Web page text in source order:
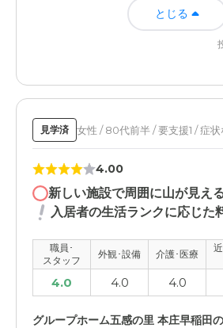
とじる
見学済 女性 / 80代前半 / 要支援1 / 症状
4.00
新しい施設で周囲に山が見え
入居者の生活ランクに応じた
職員･
スタッフ
外観･設備 介護･医療
4.0 4.0 4.0
グループホーム五感の里 本庄早稲田